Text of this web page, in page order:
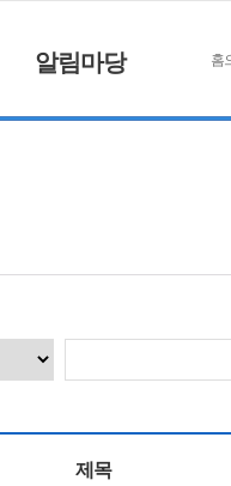
알림마당 홈
제목